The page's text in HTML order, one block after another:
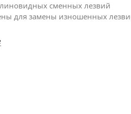
сменных лезвий
для замены изношенных